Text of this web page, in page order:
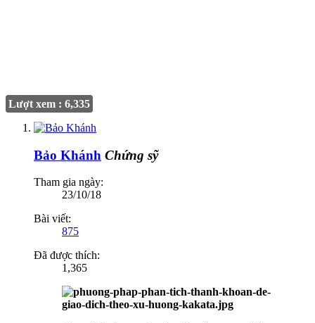
Lượt xem : 6,335
Bảo Khánh Chứng sỹ
Tham gia ngày:
23/10/18
Bài viết:
875
Đã được thích:
1,365